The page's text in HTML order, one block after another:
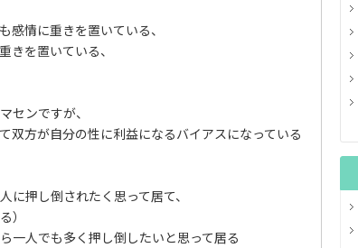
感情に重きを置いている、
きを置いている、
センですが、
方が自分の性に利益になるバイアスになっている
に押し倒されたく思って居て、
）
一人でも多く押し倒したいと思って居る